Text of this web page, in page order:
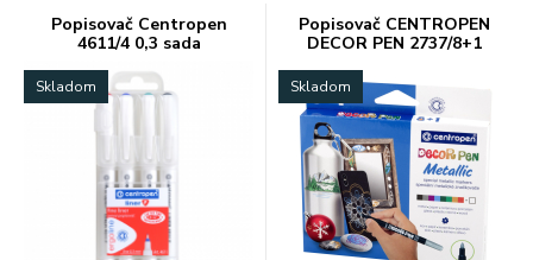
Popisovač Centropen
4611/4 0,3 sada
Skladom
Popisovač CENTROPEN
DECOR PEN 2737/8+1
Skladom